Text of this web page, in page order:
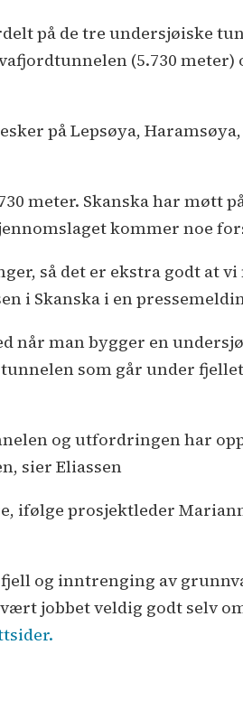
på de tre undersjøiske
(5.730
på Lepsøya,
meter. Skanska har møtt
kommer noe
så det er ekstra godt at
i Skanska i en
når man bygger en
som går under
og utfordringen har
sier Eliassen
ifølge prosjektleder
og inntrenging av
jobbet veldig godt selv